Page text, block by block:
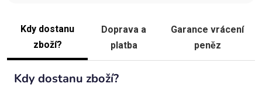
Kdy dostanu
zboží?
Doprava a
platba
Garance vrácení
peněz
Kdy dostanu zboží?